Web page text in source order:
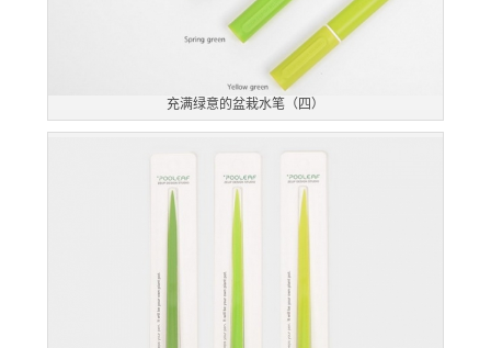
充满绿意的盆栽水笔（四）